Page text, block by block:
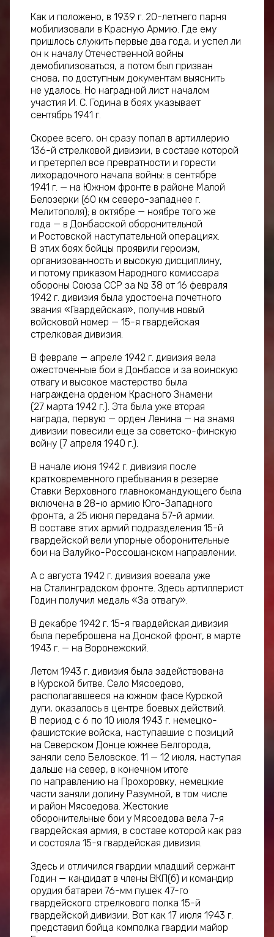
Как и положено, в 1939 г. 20-летнего парня
мобилизовали в Красную Армию. Где ему
пришлось служить первые два года, и успел ли
он к началу Отечественной войны
демобилизоваться, а потом был призван
снова, по доступным документам выяснить
не удалось. Но наградной лист началом
участия И. С. Година в боях указывает
сентябрь 1941 г.
Скорее всего, он сразу попал в артиллерию
136-й стрелковой дивизии, в составе которой
и претерпел все превратности и горести
лихорадочного начала войны: в сентябре
1941 г. — на Южном фронте в районе Малой
Белозерки (60 км северо-западнее г.
Мелитополя); в октябре — ноябре того же
года — в Донбасской оборонительной
и Ростовской наступательной операциях.
В этих боях бойцы проявили героизм,
организованность и высокую дисциплину,
и потому приказом Народного комиссара
обороны Союза ССР за № 38 от 16 февраля
1942 г. дивизия была удостоена почетного
звания «Гвардейская», получив новый
войсковой номер — 15-я гвардейская
стрелковая дивизия.
В феврале — апреле 1942 г. дивизия вела
ожесточенные бои в Донбассе и за воинскую
отвагу и высокое мастерство была
награждена орденом Красного Знамени
(27 марта 1942 г.). Эта была уже вторая
награда, первую — орден Ленина — на знамя
дивизии повесили еще за советско-финскую
войну (7 апреля 1940 г.).
В начале июня 1942 г. дивизия после
кратковременного пребывания в резерве
Ставки Верховного главнокомандующего была
включена в 28-ю армию Юго-Западного
фронта, а 25 июня передана 57-й армии.
В составе этих армий подразделения 15-й
гвардейской вели упорные оборонительные
бои на Валуйко-Россошанском направлении.
А с августа 1942 г. дивизия воевала уже
на Сталинградском фронте. Здесь артиллерист
Годин получил медаль «За отвагу».
В декабре 1942 г. 15-я гвардейская дивизия
была переброшена на Донской фронт, в марте
1943 г. — на Воронежский.
Летом 1943 г. дивизия была задействована
в Курской битве. Село Мясоедово,
располагавшееся на южном фасе Курской
дуги, оказалось в центре боевых действий.
В период с 6 по 10 июля 1943 г. немецко-
фашистские войска, наступавшие с позиций
на Северском Донце южнее Белгорода,
заняли село Беловское. 11 — 12 июля, наступая
дальше на север, в конечном итоге
по направлению на Прохоровку, немецкие
части заняли долину Разумной, в том числе
и район Мясоедова. Жестокие
оборонительные бои у Мясоедова вела 7-я
гвардейская армия, в составе которой как раз
и состояла 15-я гвардейская дивизия.
Здесь и отличился гвардии младший сержант
Годин — кандидат в члены ВКП(б) и командир
орудия батареи 76-мм пушек 47-го
гвардейского стрелкового полка 15-й
гвардейской дивизии. Вот как 17 июля 1943 г.
представил бойца комполка гвардии майор